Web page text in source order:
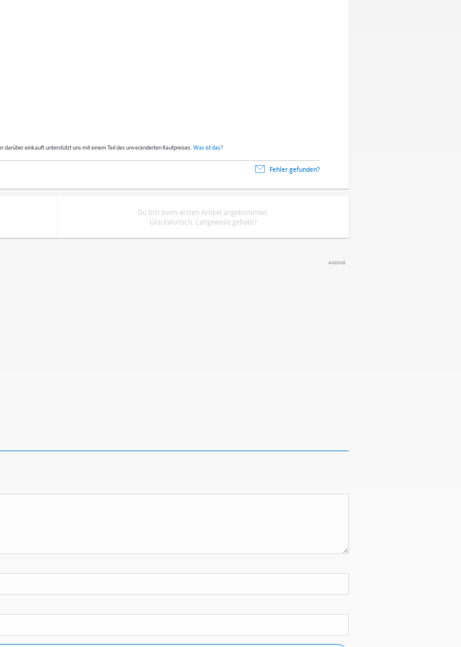
darüber einkauft unterstützt uns mit einem Teil des unveränderten Kaufpreises. Was ist das?
Fehler gefunden?
Du bist beim ersten Artikel angekommen.
Glückwunsch. Langeweile gehabt?